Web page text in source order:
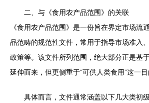
二、与《食用农产品范围》的关联
《食用农产品范围》是一份旨在界定市场流
品范畴的规范性文件，常用于指导市场准入
政策等。该文件所列范围，绝大部分正是基
延伸而来，但更侧重于“可供人类食用”这一目
具体而言，文件通常涵盖以下几大类初